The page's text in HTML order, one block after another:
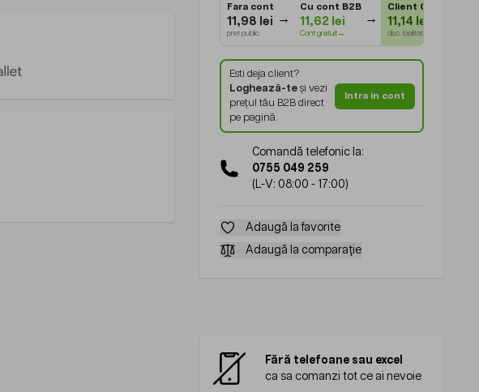
Fara cont
11,98 lei
pret public
Cu cont B2B
11,62 lei
Cont gratuit→
Client Gold
11,14 lei
disc. loialitate
Esti deja client?
Loghează-teși vezi
prețul tău B2B direct
pe pagină.
Intra in cont
Comandă telefonic la:
0755 049 259
(L-V: 08:00 - 17:00)
Adaugă la favorite
Adaugă la comparație
Fără telefoane sau excel
ca sa comanzi tot ce ai nevoie